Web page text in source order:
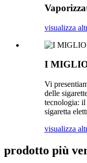
visualizza
I
Vi
delle
tecnologia:
sigaretta
visualizza
prodotto più